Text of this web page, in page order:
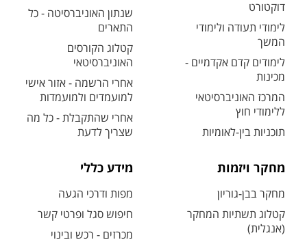
דוקטורט
לימודי תעודה ולימודי
המשך
לימודים קדם אקדמיים -
מכינות
המרכז האוניברסיטאי
ללימודי חוץ
תוכניות בין-לאומיות
שנתון האוניברסיטה - כל
התארים
קטלוג הקורסים
האוניברסיטאי
אחרי הרשמה - אזור אישי
למועמדים ולמועמדות
אחרי שהתקבלת - כל מה
שצריך לדעת
מחקר ויזמות
מחקר בבן-גוריון
קטלוג תשתיות המחקר
(אנגלית)
מידע כללי
מפות ודרכי הגעה
חיפוש סגל ופרטי קשר
מכרזים - רכש ובינוי